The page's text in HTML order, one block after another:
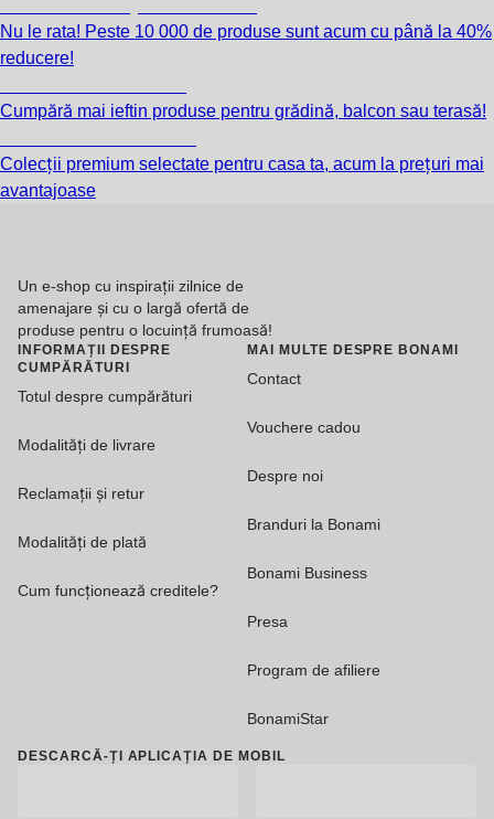
Nu le rata! Peste 10 000 de produse sunt acum cu până la 40%
reducere!
Cumpără mai ieftin produse pentru grădină, balcon sau terasă!
Colecții premium selectate pentru casa ta, acum la prețuri mai
avantajoase
Un e-shop cu inspirații zilnice de
amenajare și cu o largă ofertă de
produse pentru o locuință frumoasă!
INFORMAȚII DESPRE
CUMPĂRĂTURI
Totul despre cumpărături
Modalități de livrare
Reclamații și retur
Modalități de plată
Cum funcționează creditele?
MAI MULTE DESPRE BONAMI
Contact
Vouchere cadou
Despre noi
Branduri la Bonami
Bonami Business
Presa
Program de afiliere
BonamiStar
DESCARCĂ-ȚI APLICAȚIA DE MOBIL